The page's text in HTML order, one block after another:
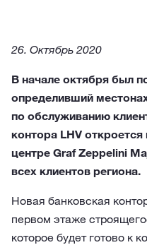
26. Октябрь 2020
В начале октября был
определивший
по обслуживанию
контора LHV
центре Graf Zeppelini
всех клиентов региона.
Новая банковская
первом этаже
которое будет готово к